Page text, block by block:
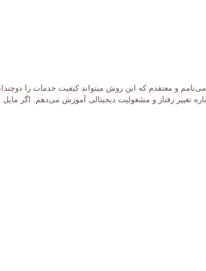
و معتقدم که این روش میتواند کیفیت خدمات را
رفتار و مشغولیت دیجیتالی آموزش می‌دهم. اگر مایل